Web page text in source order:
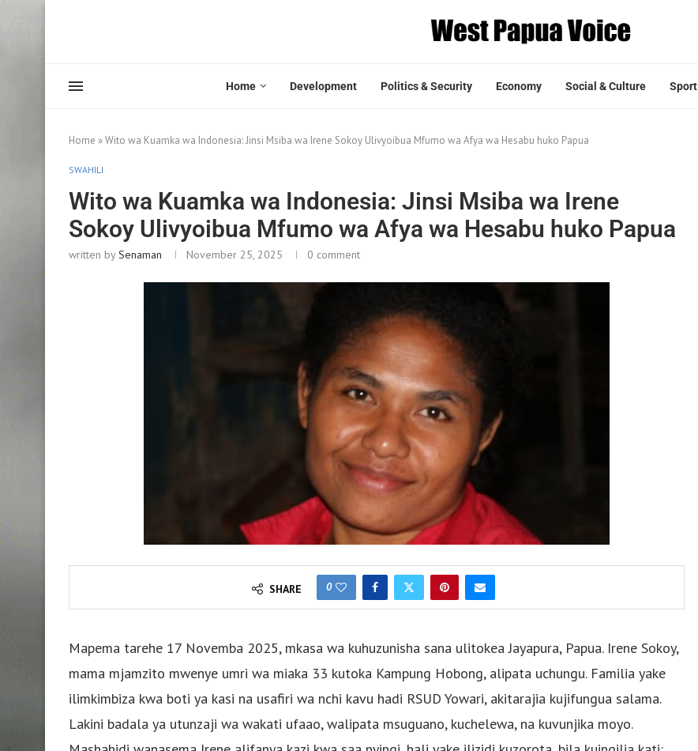
Home Development Politics & Security Economy Social & Culture Sport
Home »Wito wa Kuamka wa Indonesia: Jinsi Msiba wa Irene Sokoy Ulivyoibua Mfumo wa Afya wa Hesabu huko Papua
SWAHILI
Wito wa Kuamka wa Indonesia: Jinsi Msiba wa Irene
Sokoy Ulivyoibua Mfumo wa Afya wa Hesabu huko Papua
written bySenaman November 25, 2025 0 comment
SHARE 0
Mapema tarehe 17 Novemba 2025, mkasa wa kuhuzunisha sana ulitokea Jayapura, Papua. Irene Sokoy,
mama mjamzito mwenye umri wa miaka 33 kutoka Kampung Hobong, alipata uchungu. Familia yake
ilimkimbiza kwa boti ya kasi na usafiri wa nchi kavu hadi RSUD Yowari, akitarajia kujifungua salama.
Lakini badala ya utunzaji wa wakati ufaao, walipata msuguano, kuchelewa, na kuvunjika moyo.